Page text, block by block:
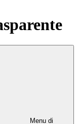
Menu di